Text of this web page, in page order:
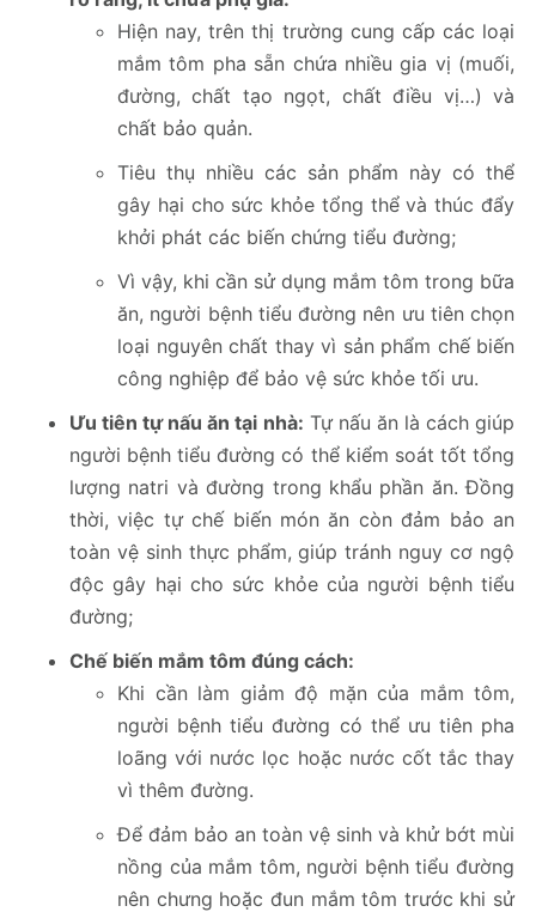
Hiện nay, trên thị trường cung cấp các loại
mắm tôm pha sẵn chứa nhiều gia vị (muối,
đường, chất tạo ngọt, chất điều vị…) và
chất bảo quản.
Tiêu thụ nhiều các sản phẩm này có thể
gây hại cho sức khỏe tổng thể và thúc đẩy
khởi phát các biến chứng tiểu đường;
Vì vậy, khi cần sử dụng mắm tôm trong bữa
ăn, người bệnh tiểu đường nên ưu tiên chọn
loại nguyên chất thay vì sản phẩm chế biến
công nghiệp để bảo vệ sức khỏe tối ưu.
Ưu tiên tự nấu ăn tại nhà: Tự nấu ăn là cách giúp
người bệnh tiểu đường có thể kiểm soát tốt tổng
lượng natri và đường trong khẩu phần ăn. Đồng
thời, việc tự chế biến món ăn còn đảm bảo an
toàn vệ sinh thực phẩm, giúp tránh nguy cơ ngộ
độc gây hại cho sức khỏe của người bệnh tiểu
đường;
Chế biến mắm tôm đúng cách:
Khi cần làm giảm độ mặn của mắm tôm,
người bệnh tiểu đường có thể ưu tiên pha
loãng với nước lọc hoặc nước cốt tắc thay
vì thêm đường.
Để đảm bảo an toàn vệ sinh và khử bớt mùi
nồng của mắm tôm, người bệnh tiểu đường
nên chưng hoặc đun mắm tôm trước khi sử